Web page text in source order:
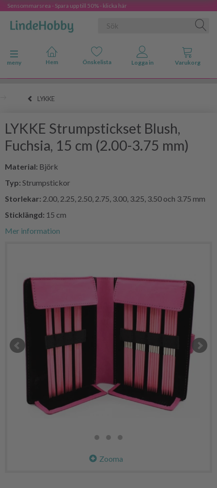
Sensommarsrea - Spara upp till 50% - klicka här
Ändra navigering
meny
LYKKE
LYKKE Strumpstickset Blush,
Fuchsia, 15 cm (2.00-3.75 mm)
Material: Björk
Typ: Strumpstickor
Storlekar: 2.00, 2.25, 2.50, 2.75, 3.00, 3.25, 3.50 och 3.75 mm
Sticklängd: 15 cm
Mer information
Zooma